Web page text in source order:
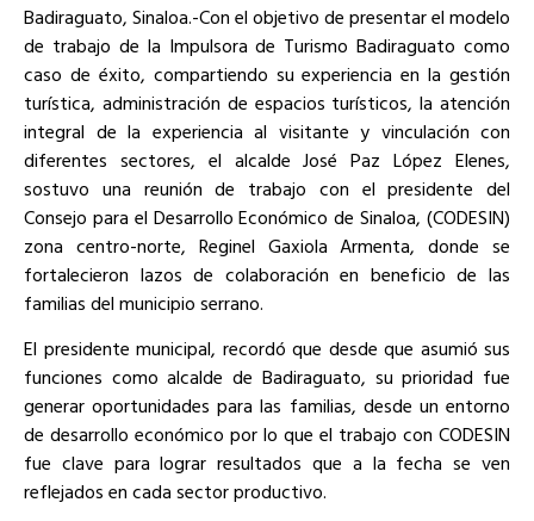
Badiraguato, Sinaloa.-Con el objetivo de presentar el modelo
de trabajo de la Impulsora de Turismo Badiraguato como
caso de éxito, compartiendo su experiencia en la gestión
turística, administración de espacios turísticos, la atención
integral de la experiencia al visitante y vinculación con
diferentes sectores, el alcalde José Paz López Elenes,
sostuvo una reunión de trabajo con el presidente del
Consejo para el Desarrollo Económico de Sinaloa, (CODESIN)
zona centro-norte, Reginel Gaxiola Armenta, donde se
fortalecieron lazos de colaboración en beneficio de las
familias del municipio serrano.
El presidente municipal, recordó que desde que asumió sus
funciones como alcalde de Badiraguato, su prioridad fue
generar oportunidades para las familias, desde un entorno
de desarrollo económico por lo que el trabajo con CODESIN
fue clave para lograr resultados que a la fecha se ven
reflejados en cada sector productivo.